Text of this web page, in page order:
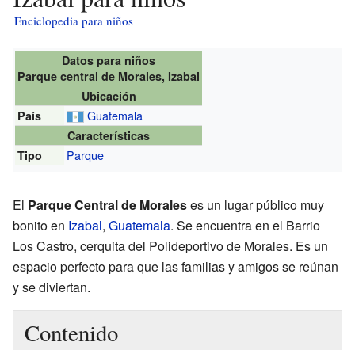
Enciclopedia para niños
Datos para niños
Parque central de Morales, Izabal
Ubicación
País
Guatemala
Características
Tipo
Parque
El Parque Central de Moraleses un lugar público muy
bonito en Izabal, Guatemala. Se encuentra en el Barrio
Los Castro, cerquita del Polideportivo de Morales. Es un
espacio perfecto para que las familias y amigos se reúnan
y se diviertan.
Contenido